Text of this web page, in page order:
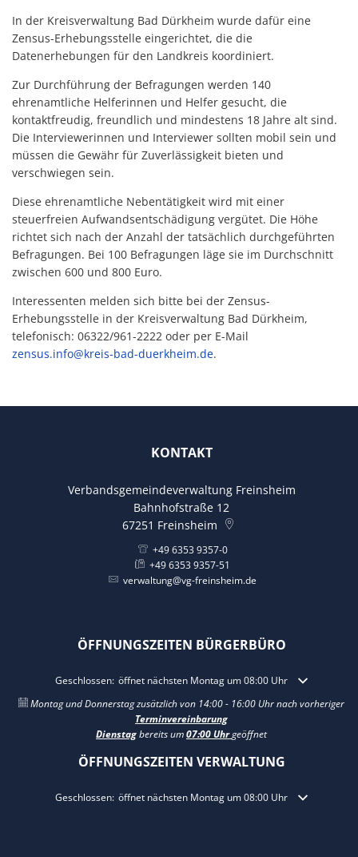
In der Kreisverwaltung Bad Dürkheim wurde dafür eine
Zensus-Erhebungsstelle eingerichtet, die die
Datenerhebungen für den Landkreis koordiniert.
Zur Durchführung der Befragungen werden 140
ehrenamtliche Helferinnen und Helfer gesucht, die
kontaktfreudig, freundlich und mindestens 18 Jahre alt sind.
Die Interviewerinnen und Interviewer sollten mobil sein und
müssen die Gewähr für Zuverlässigkeit bieten und
verschwiegen sein.
Diese ehrenamtliche Nebentätigkeit wird mit einer
steuerfreien Aufwandsentschädigung vergütet. Die Höhe
richtet sich nach der Anzahl der tatsächlich durchgeführten
Befragungen. Bei 100 Befragungen läge sie im Durchschnitt
zwischen 600 und 800 Euro.
Interessenten melden sich bitte bei der Zensus-
Erhebungsstelle in der Kreisverwaltung Bad Dürkheim,
telefonisch: 06322/961-2222 oder per E-Mail
zensus.info@kreis-bad-duerkheim.de.
KONTAKT
Verbandsgemeindeverwaltung Freinsheim
Bahnhofstraße 12
67251 Freinsheim
+49 6353 9357-0
+49 6353 9357-51
verwaltung@vg-freinsheim.de
ÖFFNUNGSZEITEN BÜRGERBÜRO
Klicken, um weitere Öffnungs- oder Schließzeiten auszublenden
Geschlossen: öffnet nächsten Montag um 08:00 Uhr
Montag und Donnerstag zusätzlich von 14:00 - 16:00 Uhr nach vorheriger
Terminvereinbarung
Dienstagbereits um07:00 Uhrgeöffnet
ÖFFNUNGSZEITEN VERWALTUNG
Klicken, um weitere Öffnungs- oder Schließzeiten auszublenden
Geschlossen: öffnet nächsten Montag um 08:00 Uhr